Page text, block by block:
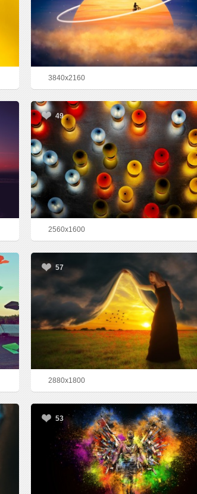
3840x2160
49
2560x1600
57
2880x1800
53